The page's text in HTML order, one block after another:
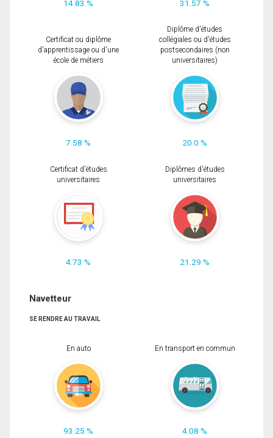
14.83 % 31.57 %
Certificat ou diplôme
d'apprentissage ou d'une
école de métiers
7.58 %
Diplôme d'études
collégiales ou d'études
postsecondaires (non
universitaires)
20.0 %
Certificat d'études
universitaires
4.73 %
Diplômes d'études
universitaires
21.29 %
Navetteur
SE RENDRE AU TRAVAIL
En auto
93.25 %
En transport en commun
4.08 %